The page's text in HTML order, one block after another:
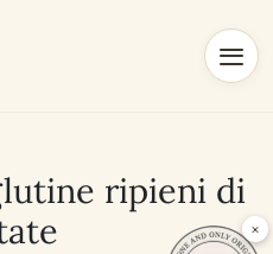
ripieni di
×